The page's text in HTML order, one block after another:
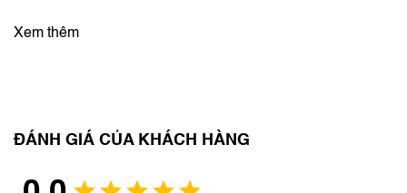
Xem thêm
ĐÁNH GIÁ CỦA KHÁCH HÀNG